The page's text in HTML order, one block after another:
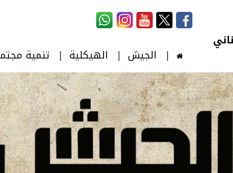
الجيش الهيكلية تنمية